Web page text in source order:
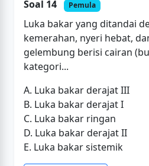
Soal 14 Pemula
Luka bakar yang ditandai
kemerahan, nyeri hebat,
gelembung berisi cairan
kategori...
A. Luka bakar derajat III
B. Luka bakar derajat I
C. Luka bakar ringan
D. Luka bakar derajat II
E. Luka bakar sistemik